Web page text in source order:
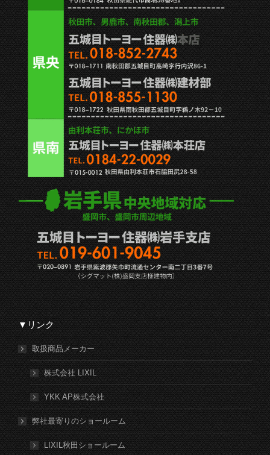
▼リンク
取扱商品メーカー
株式会社 LIXIL
YKK AP株式会社
弊社最寄りのショールーム
LIXIL秋田ショールーム